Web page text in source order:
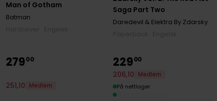
Man of Gotham
Batman
Saga Part Two
Daredevil & Elektra By Zdarsky
27900
251,10 Medlem
22900
206,10
Medlem
På nettlager